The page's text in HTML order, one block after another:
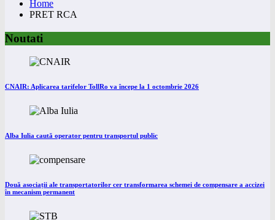
Home
PRET RCA
Noutati
CNAIR: Aplicarea tarifelor TollRo va începe la 1 octombrie 2026
Alba Iulia caută operator pentru transportul public
Două asociații ale transportatorilor cer transformarea schemei de compensare a accizei
în mecanism permanent